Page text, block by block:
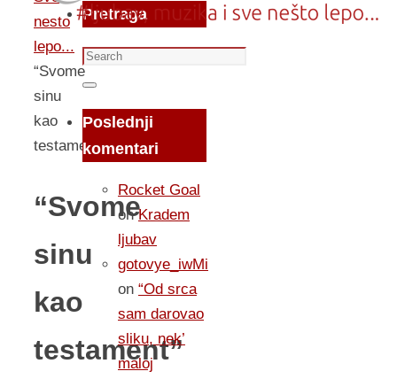
nesto
lepo...
“Svome
sinu
kao
testament”
“Svome
sinu
kao
testament”
Pretraga
Search
for:
Search
Poslednji
komentari
Rocket Goal
onKradem
ljubav
gotovye_iwMi
on “Od srca
sam darovao
sliku, nek’
maloj